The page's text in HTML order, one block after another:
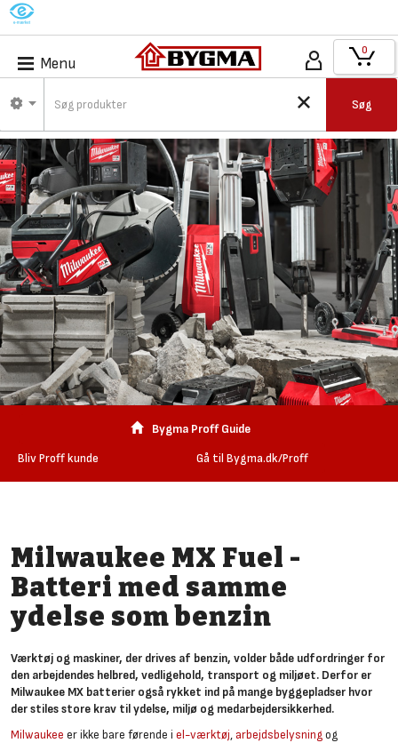
M
Menu
Søg
0
Bygma Proff Guide
Bliv Proff kunde
Gå til Bygma.dk/Proff
Milwaukee MX Fuel -
Batteri med samme
ydelse som benzin
Værktøj og maskiner, der drives af benzin, volder både udfordringer for
den arbejdendes helbred, vedligehold, transport og miljøet. Derfor er
Milwaukee MX batterier også rykket ind på mange byggepladser hvor
der stiles store krav til ydelse, miljø og medarbejdersikkerhed.
Milwaukee er ikke bare førende i el-værktøj, arbejdsbelysningog